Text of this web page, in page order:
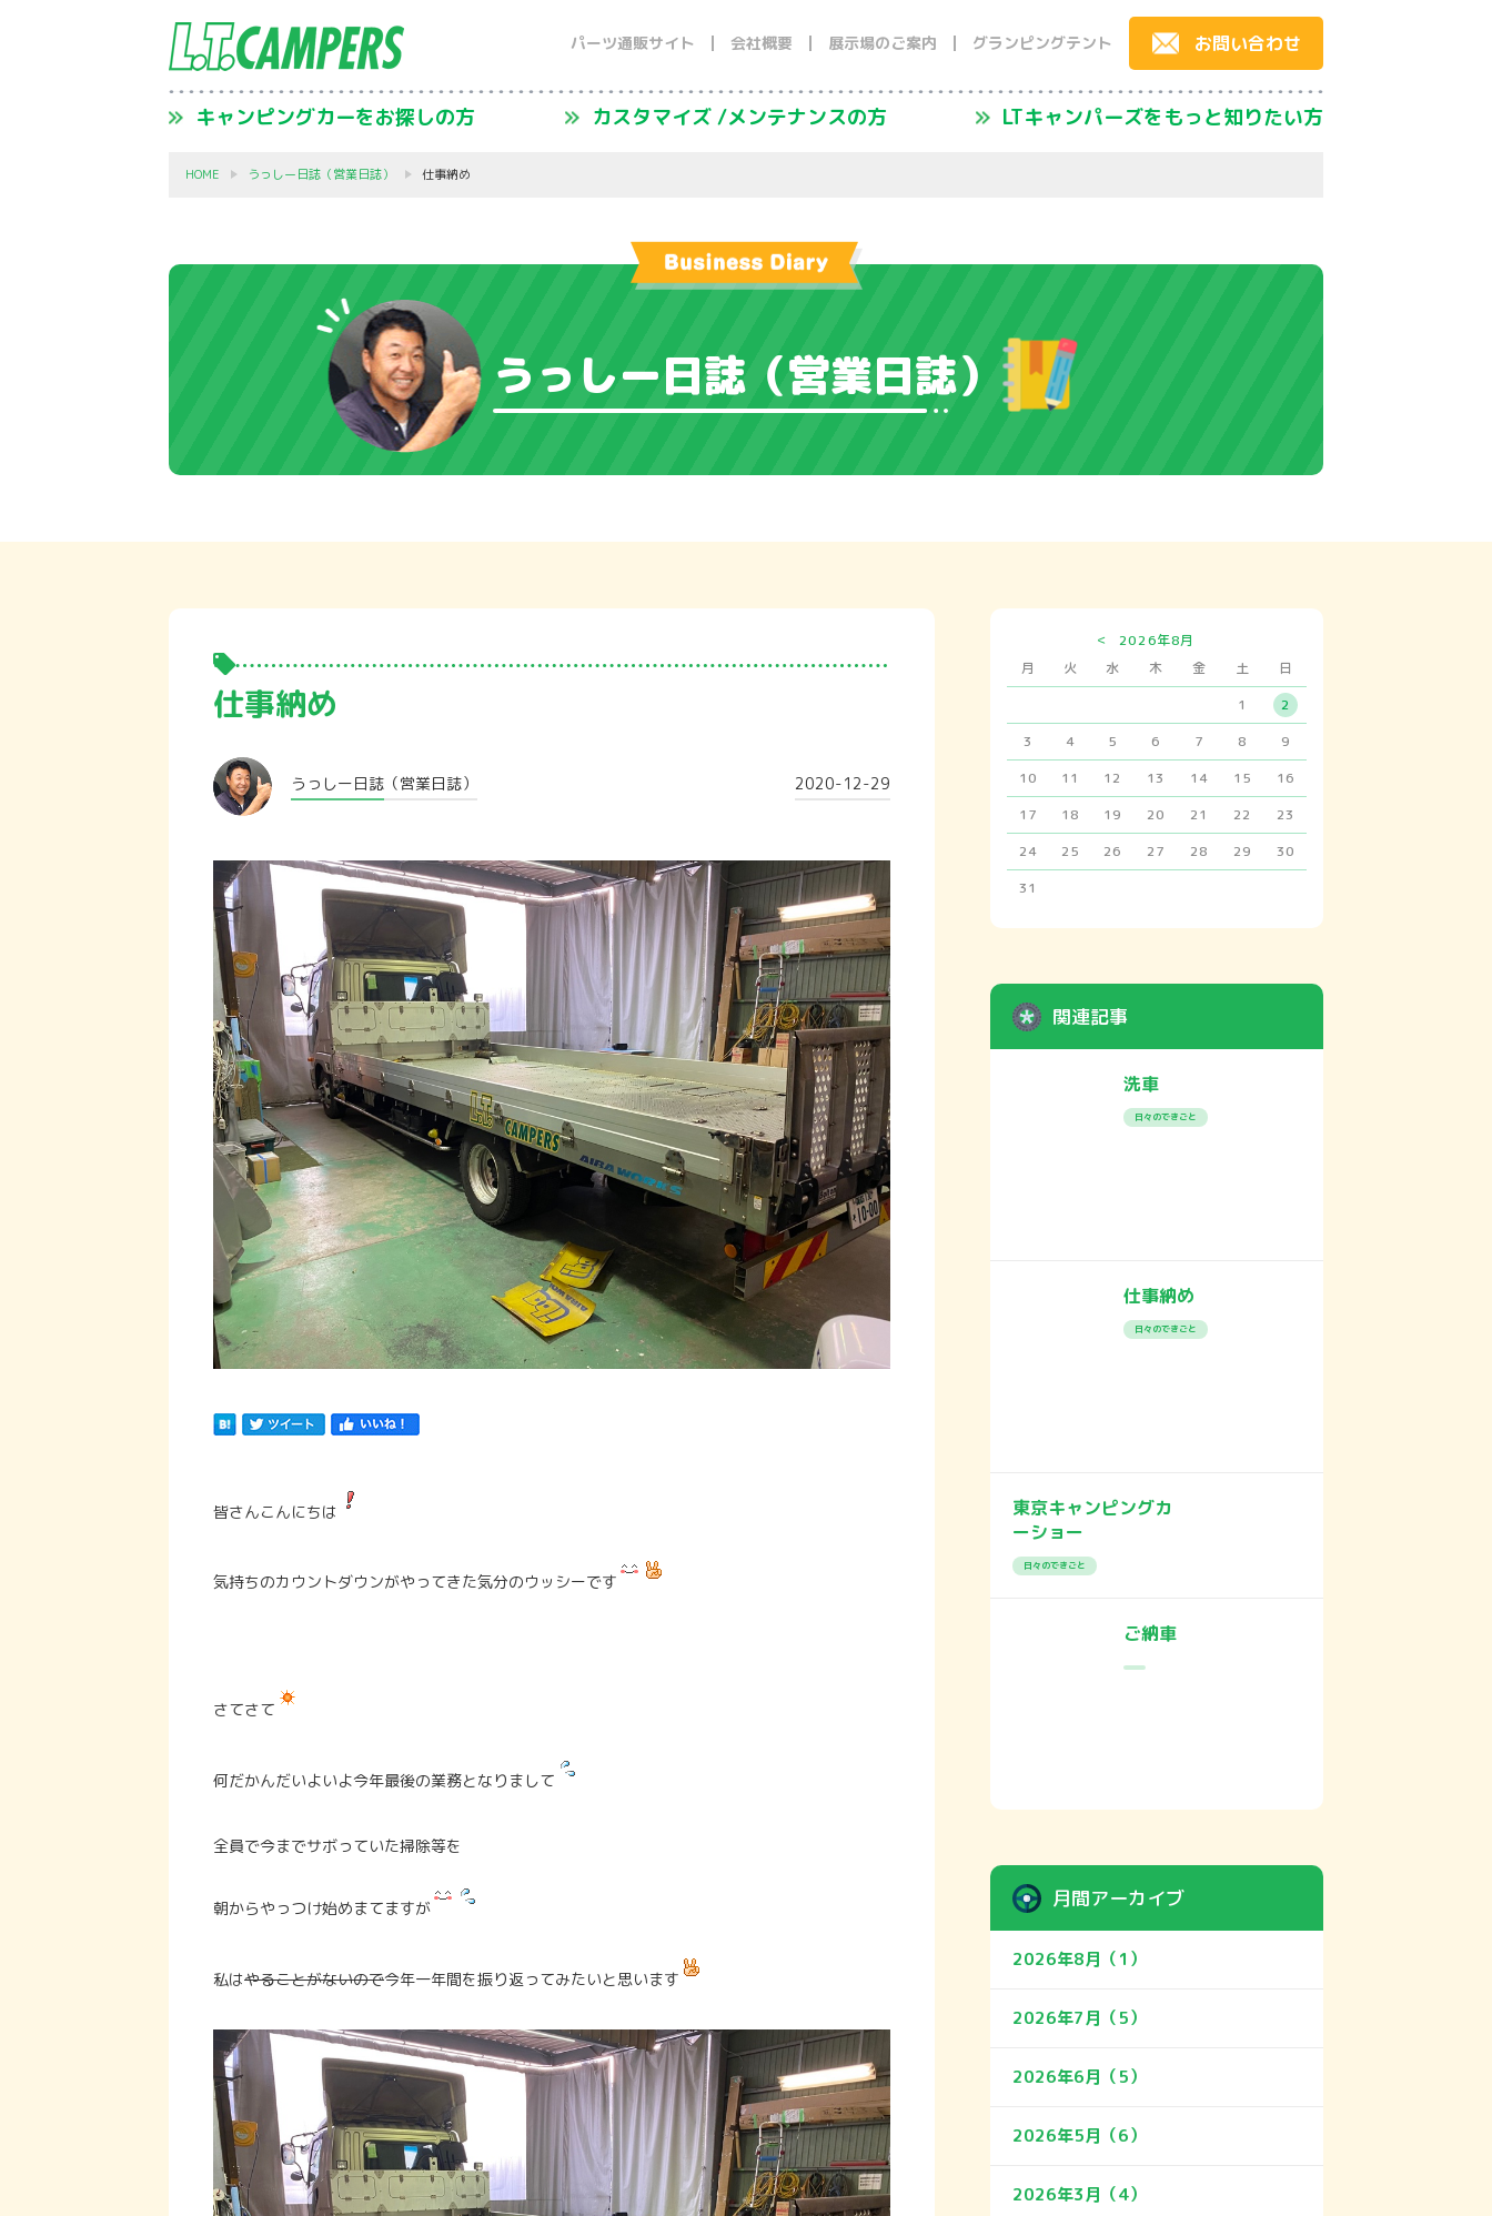
キャンピングカーをお探しの方 カスタマイズ /メンテナンスの方 LTキャンパーズをもっと知りたい方
パーツ通販サイト 会社概要 展示場のご案内 グランピングテント お問い合わせ
HOME うっしー日誌（営業日誌） 仕事納め
うっしー日誌 （営業日誌）
仕事納め
うっしー日誌 （営業日誌） 2020-12-29
皆さんこんにちは
気持ちのカウントダウンがやってきた気分のウッシーです
さてさて
何だかんだいよいよ今年最後の業務となりまして
全員で今までサボっていた掃除等を
朝からやっつけ始めまてますが
私はやることがないので今年一年間を振り返ってみたいと思います
<
2026年8月
月
火 水 木 金 土
日
1
2
3
4 5 6 7 8
9
10
11 12 13 14 15
16
17
18 19 20 21 22
23
24
25 26 27 28 29
30
31
関連記事
洗車
日々のできごと
仕事納め
日々のできごと
東京キャンピングカ
ーショー
日々のできごと
ご納車
月間アーカイブ
2026年8月（1）
2026年7月（5）
2026年6月（5）
2026年5月（6）
2026年3月（4）